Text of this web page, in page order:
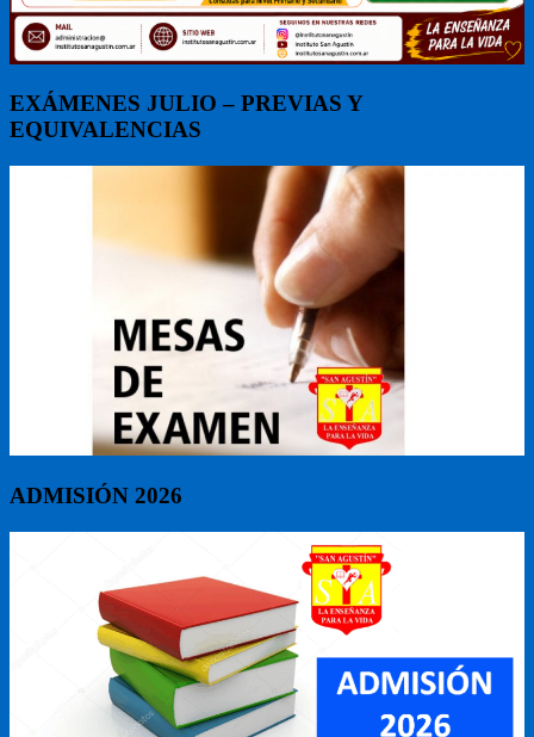
EXÁMENES JULIO – PREVIAS Y
EQUIVALENCIAS
ADMISIÓN 2026